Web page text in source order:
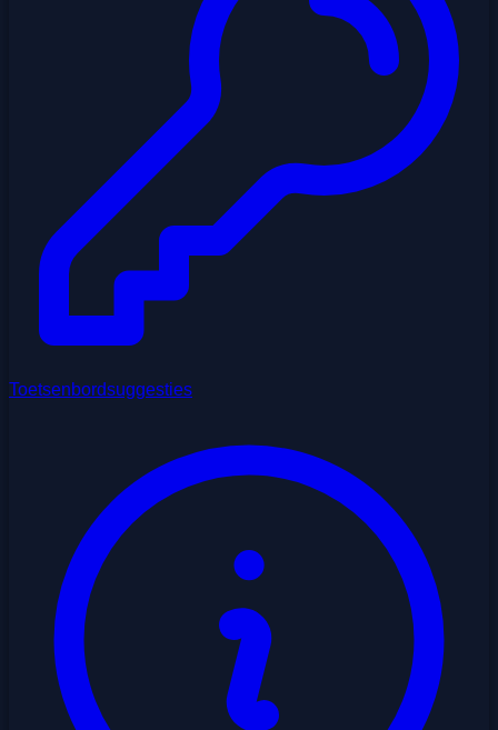
Toetsenbordsuggesties